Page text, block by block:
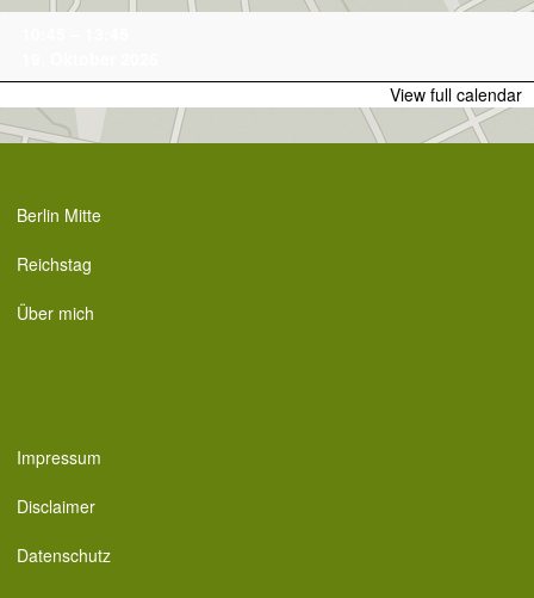
Skip
View full calendar
Berlin Mitte
Reichstag
Über mich
Impressum
Disclaimer
Datenschutz